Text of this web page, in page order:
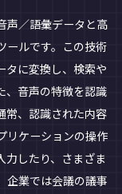
声／語彙データと高
ールです。この技術
タに変換し、検索や
、音声の特徴を認識
常、認識された内容
リケーションの操作
力したり、さまざま
企業では会議の議事